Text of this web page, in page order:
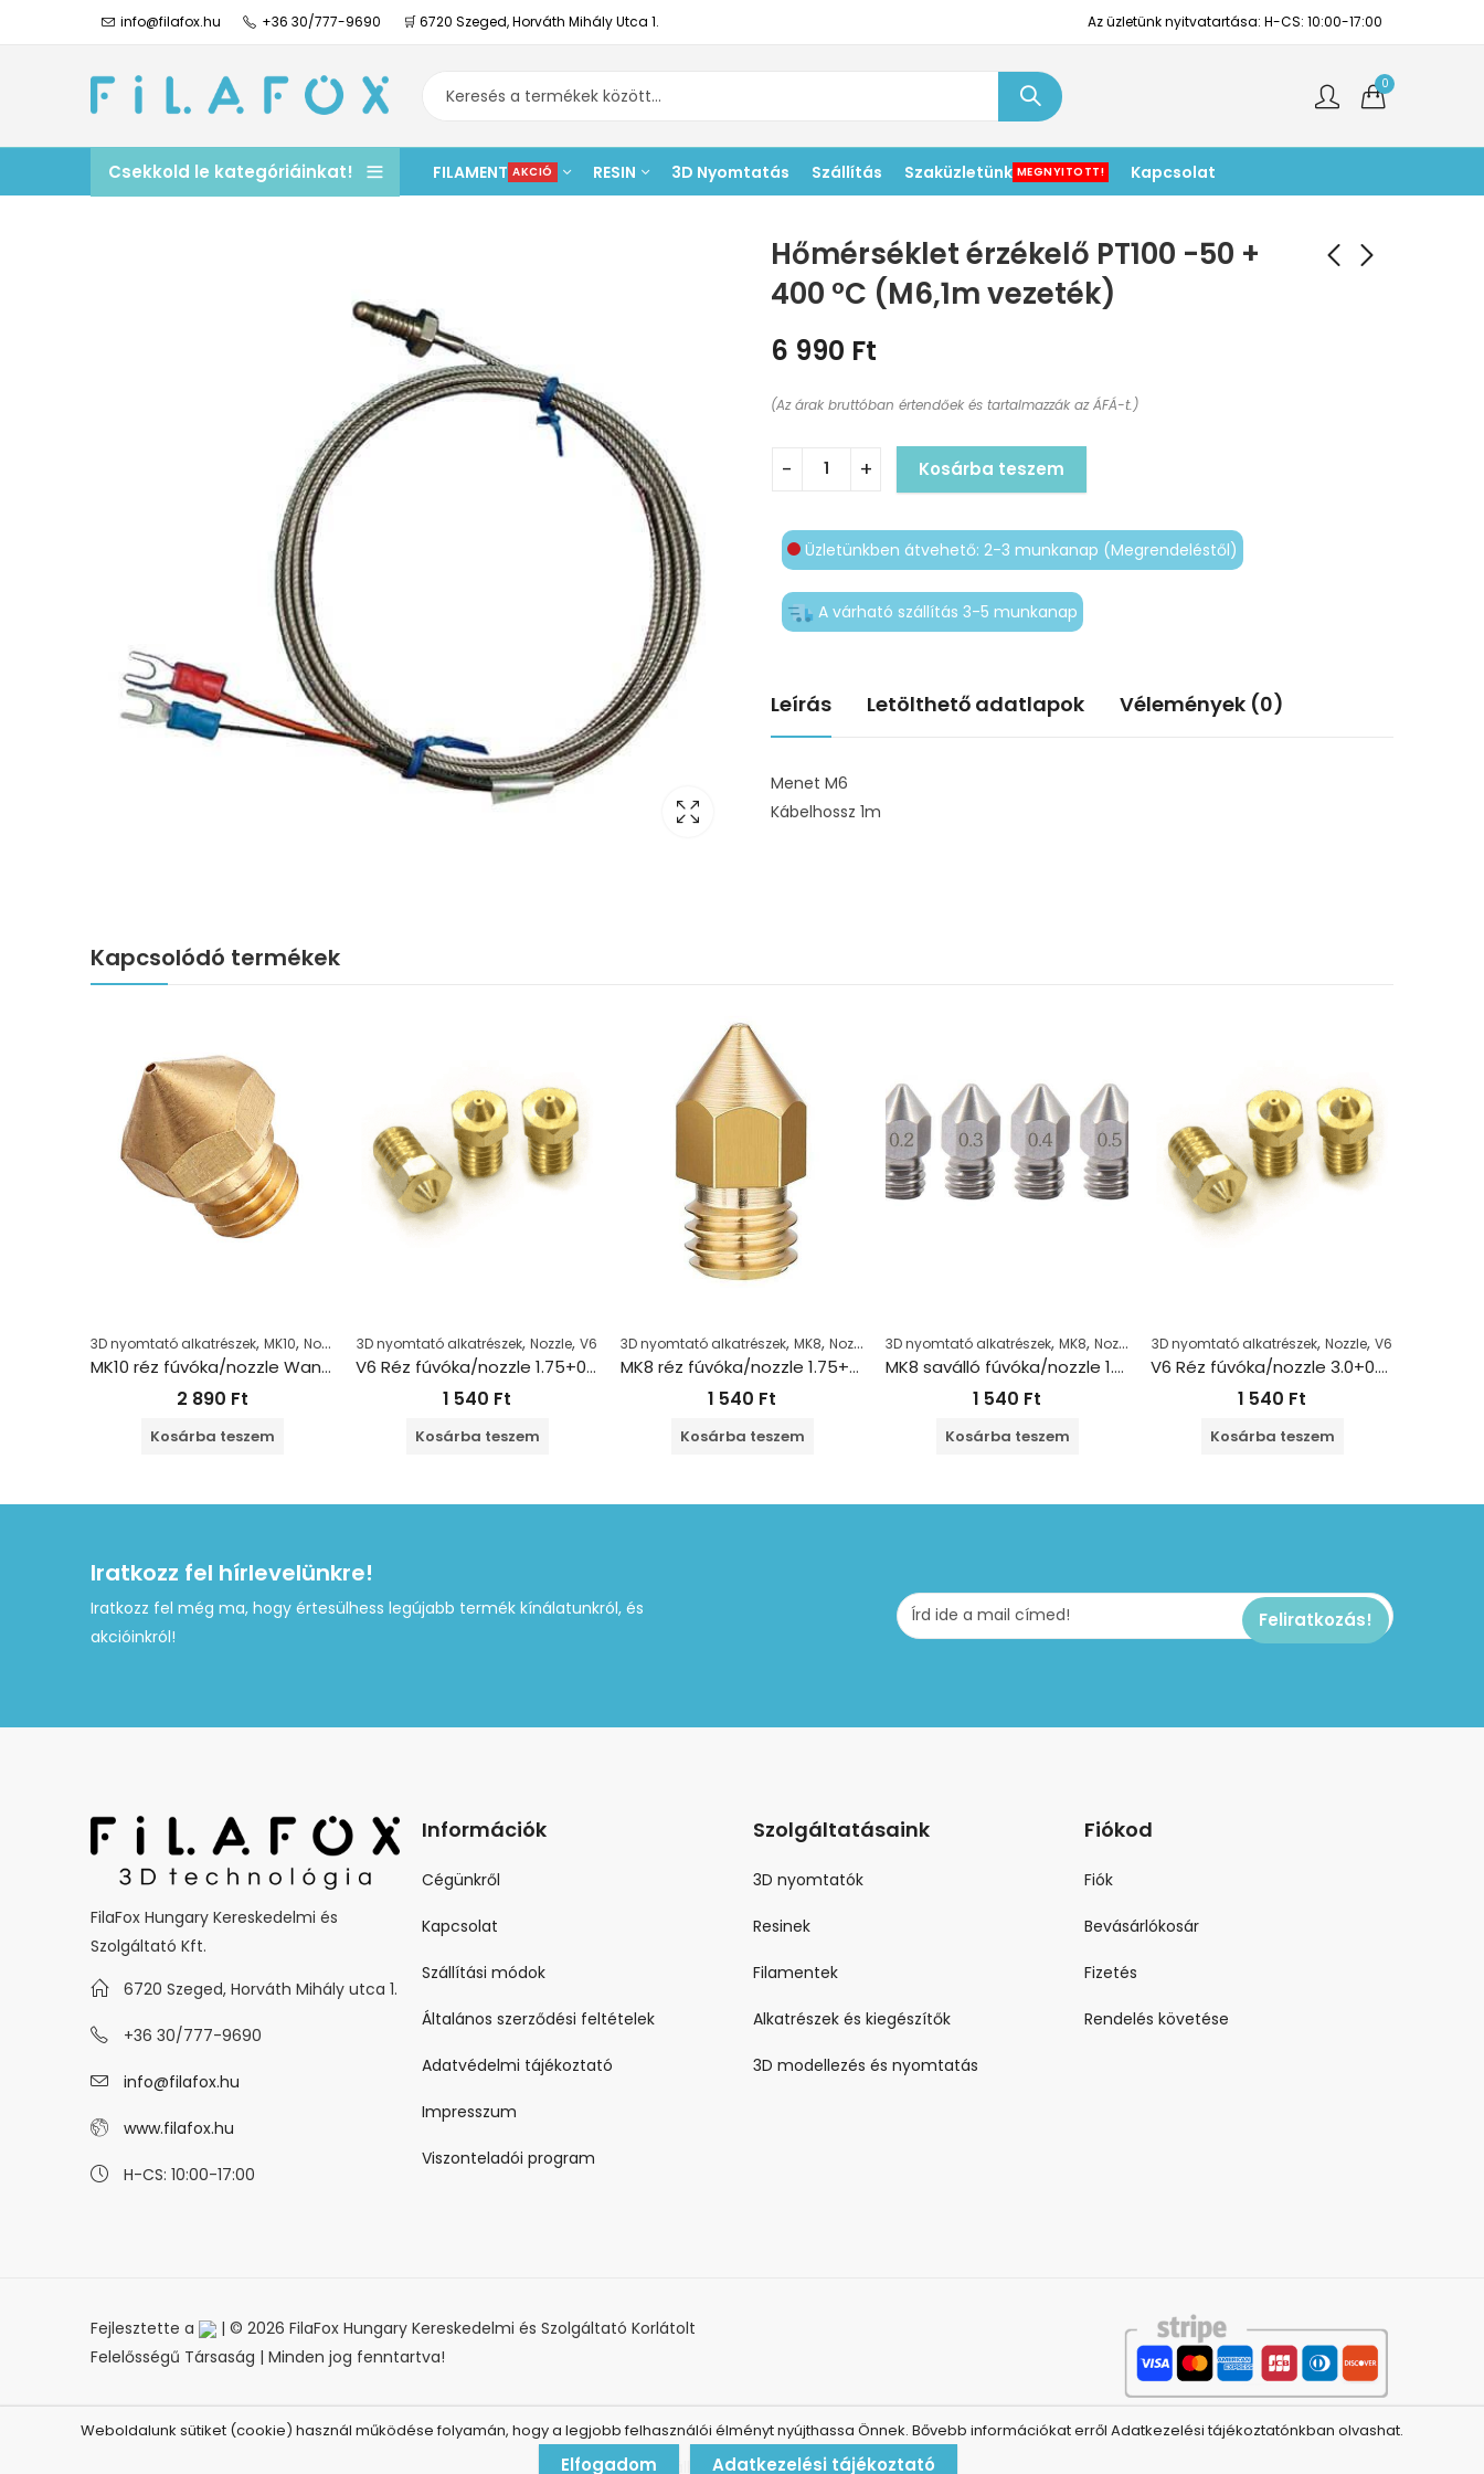
info@filafox.hu +36 30/777-9690 🛒 6720 Szeged, Horváth Mihály Utca 1. Az üzletünk nyitvatartása: H-CS: 10:00-17:00
0
Csekkold le kategóriáinkat! FILAMENT AKCIÓ RESIN 3D Nyomtatás Szállítás Szaküzletünk MEGNYITOTT! Kapcsolat
Hőmérséklet érzékelő PT100 -50 +
400 °C (M6,1m vezeték)
6 990 Ft
(Az árak bruttóban értendőek és tartalmazzák az ÁFÁ-t.)
Kosárba teszem
Üzletünkben átvehető: 2-3 munkanap (Megrendeléstől)
A várható szállítás 3-5 munkanap
Leírás Letölthető adatlapok Vélemények (0)
Menet M6
Kábelhossz 1m
Kapcsolódó termékek
3D nyomtató alkatrészek, MK10, Nozzle
MK10 réz fúvóka/nozzle Wanhao 1.75+0.5mm
2 890 Ft
Kosárba teszem
3D nyomtató alkatrészek, Nozzle, V6
V6 Réz fúvóka/nozzle 1.75+0.5mm
1 540 Ft
Kosárba teszem
3D nyomtató alkatrészek, MK8, Nozzle
MK8 réz fúvóka/nozzle 1.75+1.0 mm
1 540 Ft
Kosárba teszem
3D nyomtató alkatrészek, MK8, Nozzle
MK8 saválló fúvóka/nozzle 1.75+0.2 mm
1 540 Ft
Kosárba teszem
3D nyomtató alkatrészek, Nozzle, V6
V6 Réz fúvóka/nozzle 3.0+0.3mm
1 540 Ft
Kosárba teszem
Iratkozz fel hírlevelünkre!
Iratkozz fel még ma, hogy értesülhess legújabb termék kínálatunkról, és
akcióinkról!
FilaFox Hungary Kereskedelmi és
Szolgáltató Kft.
6720 Szeged, Horváth Mihály utca 1.
+36 30/777-9690
info@filafox.hu
www.filafox.hu
H-CS: 10:00-17:00
Információk
Cégünkről
Kapcsolat
Szállítási módok
Általános szerződési feltételek
Adatvédelmi tájékoztató
Impresszum
Viszonteladói program
Szolgáltatásaink
3D nyomtatók
Resinek
Filamentek
Alkatrészek és kiegészítők
3D modellezés és nyomtatás
Fiókod
Fiók
Bevásárlókosár
Fizetés
Rendelés követése
Fejlesztette a
| © 2026 FilaFox Hungary Kereskedelmi és Szolgáltató Korlátolt
Felelősségű Társaság | Minden jog fenntartva!
Weboldalunk sütiket (cookie) használ működése folyamán, hogy a legjobb felhasználói élményt nyújthassa Önnek. Bővebb információkat erről Adatkezelési tájékoztatónkban olvashat.
Elfogadom Adatkezelési tájékoztató
Elállás a szerződéstől